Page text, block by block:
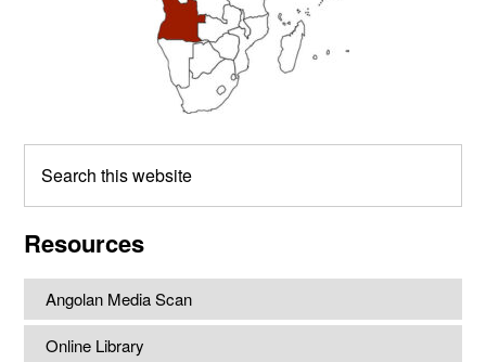
this
Resources
Angolan Media Scan
Online Library